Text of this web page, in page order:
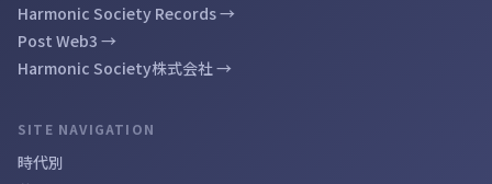
Harmonic Society Records →
Post Web3 →
Harmonic Society株式会社 →
SITE NAVIGATION
時代別